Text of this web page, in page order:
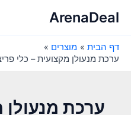
לתוכןArenaDeal
דף הבית
מוצרים
ערכת מנעולן מקצועית – כלי
ערכת מנעולן